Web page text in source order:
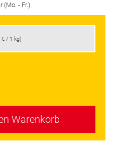
(Mo. - Fr.)
€/ 1 kg)
Warenkorb